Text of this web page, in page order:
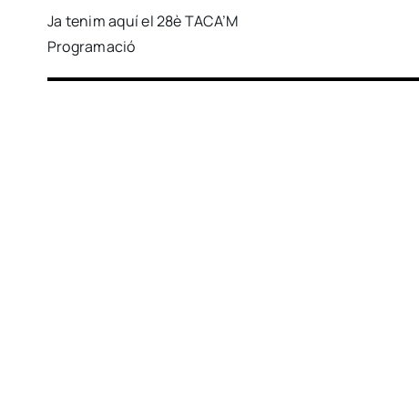
Ja tenim aquí el 28è TACA’M
Programació